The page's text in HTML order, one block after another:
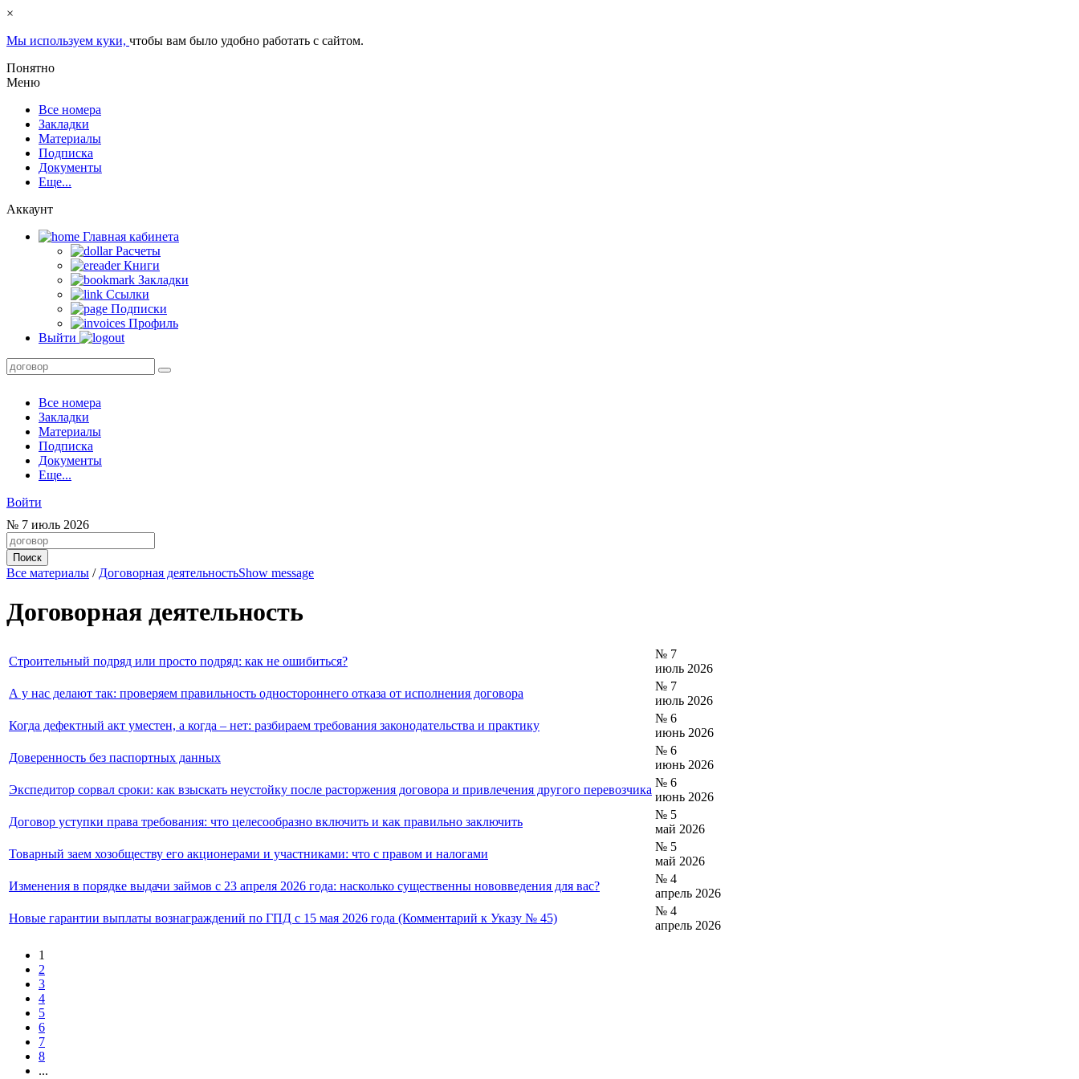
×
Мы используем куки, чтобы вам было удобно работать с сайтом.
Понятно
Меню
Все номера
Закладки
Материалы
Подписка
Документы
Еще...
Аккаунт
Главная кабинета
Расчеты
Книги
Закладки
Ссылки
Подписки
Профиль
Выйти
Все номера
Закладки
Материалы
Подписка
Документы
Еще...
Войти
№ 7 июль 2026
Все материалы / Договорная деятельностьShow message
Договорная деятельность
Строительный подряд или просто подряд: как не ошибиться?
№ 7
июль 2026
А у нас делают так: проверяем правильность одностороннего отказа от исполнения договора
№ 7
июль 2026
Когда дефектный акт уместен, а когда – нет: разбираем требования законодательства и практику
№ 6
июнь 2026
Доверенность без паспортных данных
№ 6
июнь 2026
Экспедитор сорвал сроки: как взыскать неустойку после расторжения договора и привлечения другого перевозчика
№ 6
июнь 2026
Договор уступки права требования: что целесообразно включить и как правильно заключить
№ 5
май 2026
Товарный заем хозобществу его акционерами и участниками: что с правом и налогами
№ 5
май 2026
Изменения в порядке выдачи займов с 23 апреля 2026 года: насколько существенны нововведения для вас?
№ 4
апрель 2026
Новые гарантии выплаты вознаграждений по ГПД с 15 мая 2026 года (Комментарий к Указу № 45)
№ 4
апрель 2026
1
2
3
4
5
6
7
8
...